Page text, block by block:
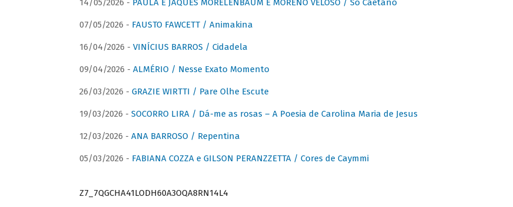
14/05/2026 - PAULA E JAQUES MORELENBAUM E MORENO VELOSO / Só Caetano
07/05/2026 - FAUSTO FAWCETT / Animakina
16/04/2026 - VINÍCIUS BARROS / Cidadela
09/04/2026 - ALMÉRIO / Nesse Exato Momento
26/03/2026 - GRAZIE WIRTTI / Pare Olhe Escute
19/03/2026 - SOCORRO LIRA / Dá-me as rosas – A Poesia de Carolina Maria de Jesus
12/03/2026 - ANA BARROSO / Repentina
05/03/2026 - FABIANA COZZA e GILSON PERANZZETTA / Cores de Caymmi
Z7_7QGCHA41LODH60A3OQA8RN14L4